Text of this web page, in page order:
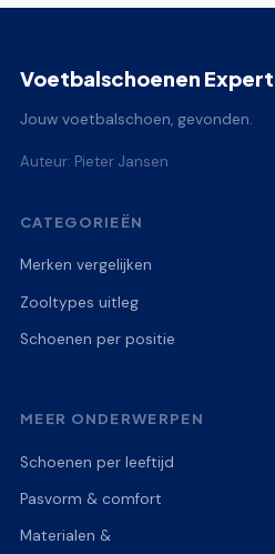
Voetbalschoenen Expert
Jouw voetbalschoen, gevonden.
Auteur: Pieter Jansen
CATEGORIEËN
Merken vergelijken
Zooltypes uitleg
Schoenen per positie
MEER ONDERWERPEN
Schoenen per leeftijd
Pasvorm & comfort
Materialen &